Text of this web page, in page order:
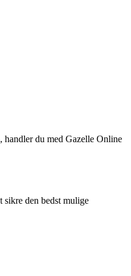
handler du med Gazelle Online
sikre den bedst mulige